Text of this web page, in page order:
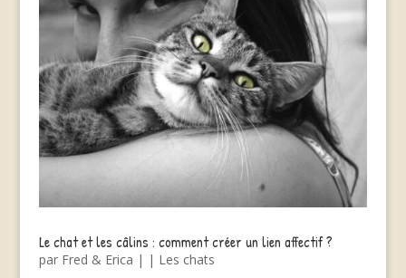
Le chat et les câlins : comment créer un lien affectif ?
par Fred & Erica | | Les chats